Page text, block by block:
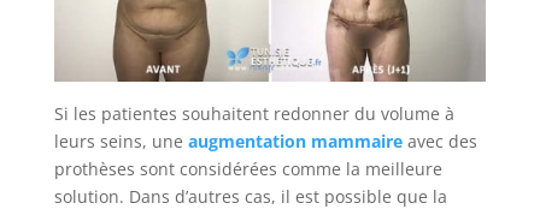
Si les patientes souhaitent redonner du volume à
leurs seins, une augmentation mammaireavec des
prothèses sont considérées comme la meilleure
solution. Dans d’autres cas, il est possible que la